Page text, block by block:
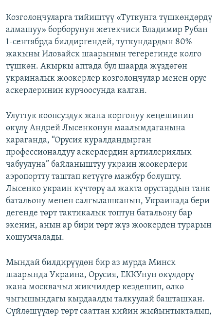
Козголоңчуларга тийиштүү «Туткунга түшкөндөрдү
алмашуу» борборунун жетекчиси Владимир Рубан
1-сентябрда билдиргендей, туткундардын 80%
жакыны Иловайск шаарынын тегерегинде колго
түшкөн. Акыркы аптада бул шаарда жүздөгөн
украиналык жоокерлер козголоңчулар менен орус
аскерлеринин курчоосунда калган.
Улуттук коопсуздук жана коргонуу кеңешинин
өкүлү Андрей Лысенконун маалымдаганына
караганда, “Орусия куралдандырган
профессионалдуу аскерлердин артиллериялык
чабуулуна” байланыштуу украин жоокерлери
аэропортту таштап кетүүгө мажбур болушту.
Лысенко украин күчтөрү ал жакта орустардын танк
батальону менен салгылашканын, Украинада бери
дегенде төрт тактикалык топтун батальону бар
экенин, анын ар бири төрт жүз жоокерден турарын
кошумчалады.
Мындай билдирүүдөн бир аз мурда Минск
шаарында Украина, Орусия, ЕККУнун өкүлдөрү
жана москвачыл жикчилдер кездешип, өлкө
чыгышындагы кырдаалды талкуулай башташкан.
Сүйлөшүүлөр төрт сааттан кийин жыйынтыкталып,